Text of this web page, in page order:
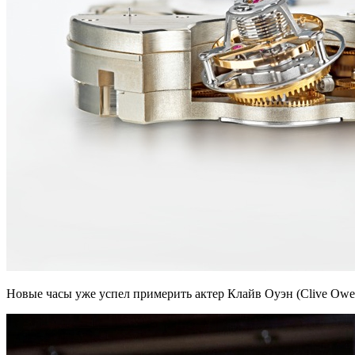
Новые часы уже успел примерить актер Клайв Оуэн (Clive